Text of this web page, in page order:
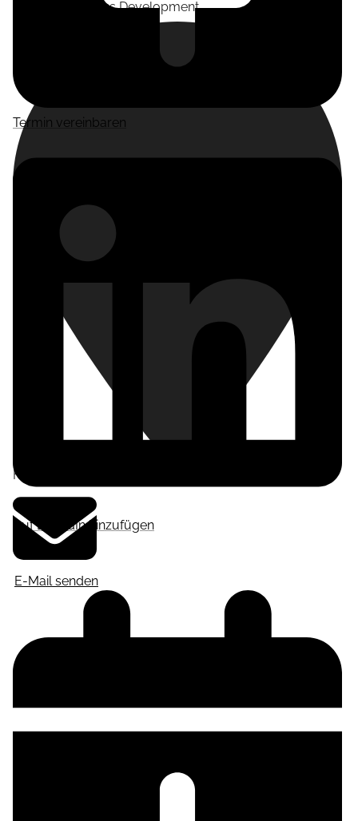
Termin vereinbaren
Auf LinkedIn hinzufügen
Head of Business Development
Frankfurt am Main
E-Mail senden